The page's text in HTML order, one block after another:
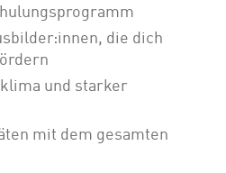
die dich
und starker
mit dem gesamten